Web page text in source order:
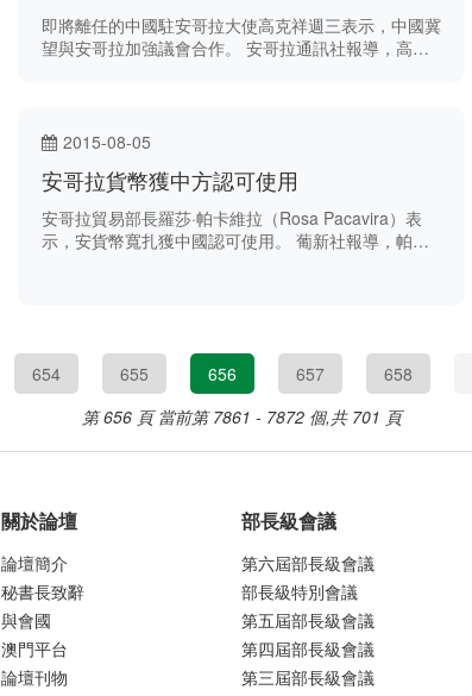
即將離任的中國駐安哥拉大使高克祥週三表示，中國冀
望與安哥拉加強議會合作。 安哥拉通訊社報導，高克
2015-08-05
安哥拉貨幣獲中方認可使用
安哥拉貿易部長羅莎·帕卡維拉（Rosa Pacavira）表
示，安貨幣寬扎獲中國認可使用。 葡新社報導，帕卡
商品。
654 655 656 657 658
第 656 頁 當前第 7861 - 7872 個,共 701 頁
關於論壇
論壇簡介
秘書長致辭
與會國
澳門平台
論壇刊物
部長級會議
第六屆部長級會議
部長級特別會議
第五屆部長級會議
第四屆部長級會議
第三屆部長級會議